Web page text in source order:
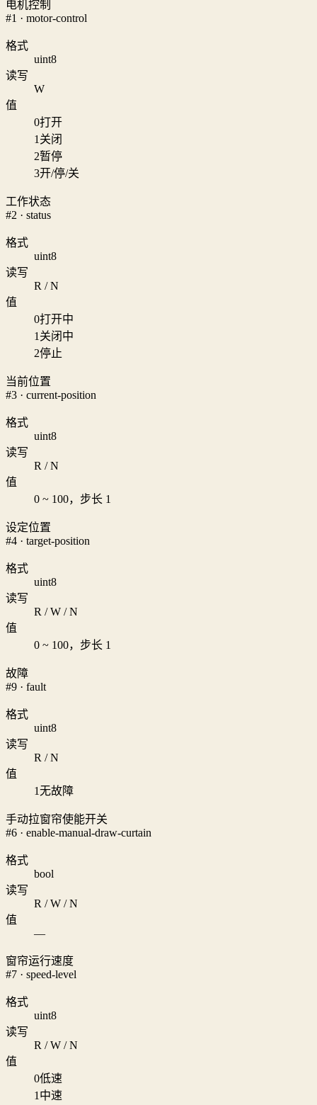
电机控制
#1 · motor-control
格式
uint8
读写
W
值
0打开
1 关闭
2暂停
3开/停/关
工作状态
#2 · status
格式
uint8
读写
R / N
值
0打开中
1 关闭中
2停止
当前位置
#3 · current-position
格式
uint8
读写
R / N
值
0 ~ 100，步长 1
设定位置
#4 · target-position
格式
uint8
读写
R / W / N
值
0 ~ 100，步长 1
故障
#9 · fault
格式
uint8
读写
R / N
值
1无故障
手动拉窗帘使能开关
#6 · enable-manual-draw-curtain
格式
bool
读写
R / W / N
值
—
窗帘运行速度
#7 · speed-level
格式
uint8
读写
R / W / N
值
0低速
1 中速